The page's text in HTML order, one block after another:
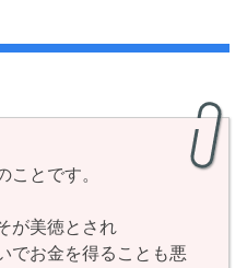
ことです。
が美徳とされ
でお金を得ることも悪